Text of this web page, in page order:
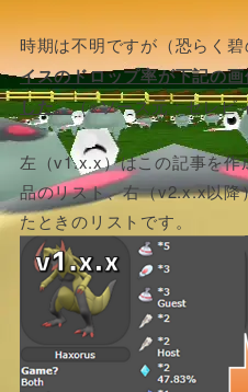
時期は不明ですが（恐らく碧
イスのドロップ率が下記の
した。（※ソース元：セレビ
左（v1.x.x）はこの記事を作
品のリスト、右（v2.x.x以降
たときのリストです。